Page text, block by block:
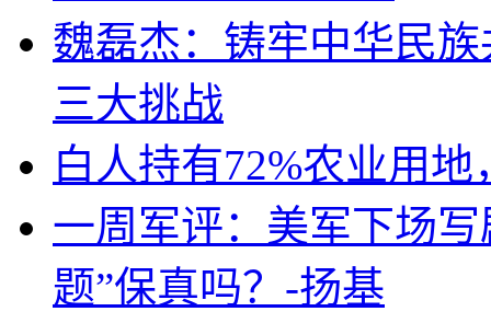
魏磊杰：铸牢中华民
三大挑战
白人持有72%农业用
一周军评：美军下场
题”保真吗？-扬基